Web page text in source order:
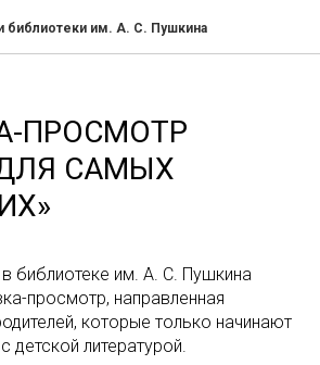
библиотеки им. А. С. Пушкина
ПРОСМОТР
САМЫХ
библиотеке им. А. С. Пушкина
просмотр, направленная
которые только начинают
детской литературой.